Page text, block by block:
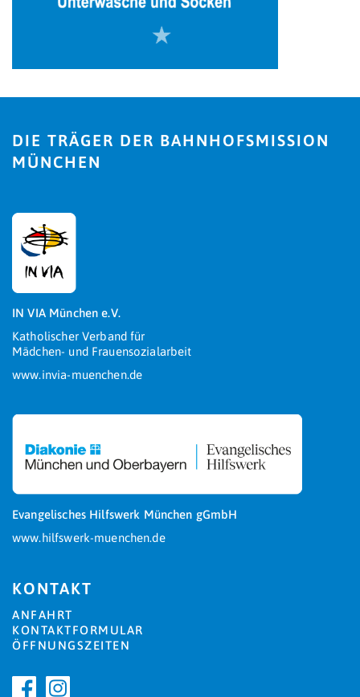
DIE TRÄGER DER BAHNHOFSMISSION
MÜNCHEN
IN VIA München e.V.
Katholischer Verband für
Mädchen- und Frauensozialarbeit
www.invia-muenchen.de
Evangelisches Hilfswerk München gGmbH
www.hilfswerk-muenchen.de
KONTAKT
ANFAHRT
KONTAKTFORMULAR
ÖFFNUNGSZEITEN